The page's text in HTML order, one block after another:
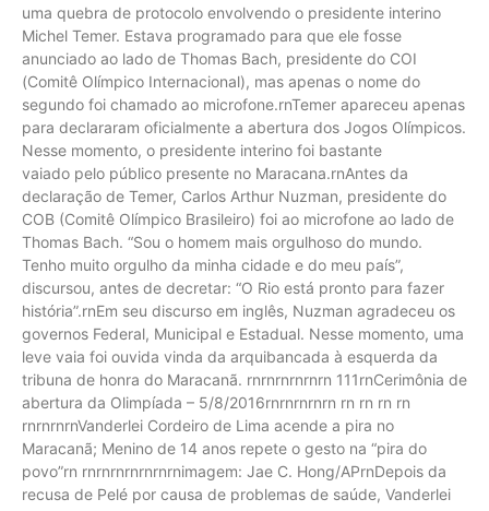
uma quebra de protocolo envolvendo o presidente interino
Michel Temer. Estava programado para que ele fosse
anunciado ao lado de Thomas Bach, presidente do COI
(Comitê Olímpico Internacional), mas apenas o nome do
segundo foi chamado ao microfone.rnTemer apareceu apenas
para declararam oficialmente a abertura dos Jogos Olímpicos.
Nesse momento, o presidente interino foi bastante
vaiado pelo público presente no Maracana.rnAntes da
declaração de Temer, Carlos Arthur Nuzman, presidente do
COB (Comitê Olímpico Brasileiro) foi ao microfone ao lado de
Thomas Bach. “Sou o homem mais orgulhoso do mundo.
Tenho muito orgulho da minha cidade e do meu país”,
discursou, antes de decretar: “O Rio está pronto para fazer
história”.rnEm seu discurso em inglês, Nuzman agradeceu os
governos Federal, Municipal e Estadual. Nesse momento, uma
leve vaia foi ouvida vinda da arquibancada à esquerda da
tribuna de honra do Maracanã. rnrnrnrnrnrn 111rnCerimônia de
abertura da Olimpíada – 5/8/2016rnrnrnrnrn rn rn rn rn
rnrnrnrnVanderlei Cordeiro de Lima acende a pira no
Maracanã; Menino de 14 anos repete o gesto na “pira do
povo”rn rnrnrnrnrnrnrnimagem: Jae C. Hong/APrnDepois da
recusa de Pelé por causa de problemas de saúde, Vanderlei